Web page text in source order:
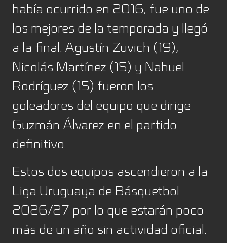
había ocurrido en 2016, fue uno de
los mejores de la temporada y llegó
a la final. Agustín Zuvich (19),
Nicolás Martínez (15) y Nahuel
Rodríguez (15) fueron los
goleadores del equipo que dirige
Guzmán Álvarez en el partido
definitivo.
Estos dos equipos ascendieron a la
Liga Uruguaya de Básquetbol
2026/27 por lo que estarán poco
más de un año sin actividad oficial.